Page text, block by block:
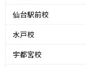
仙台駅前校
水戸校
宇都宮校